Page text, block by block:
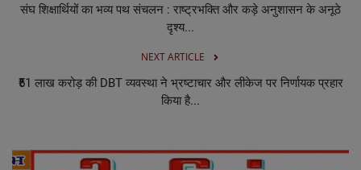
संघ शिक्षार्थियों का भव्य पथ संचलन : राष्ट्रभक्ति और कड़े अनुशासन के अनूठे
दृश्य...
NEXT ARTICLE
₹51 लाख करोड़ की DBT व्यवस्था ने भ्रष्टाचार और लीकेज पर निर्णायक प्रहार
किया है...